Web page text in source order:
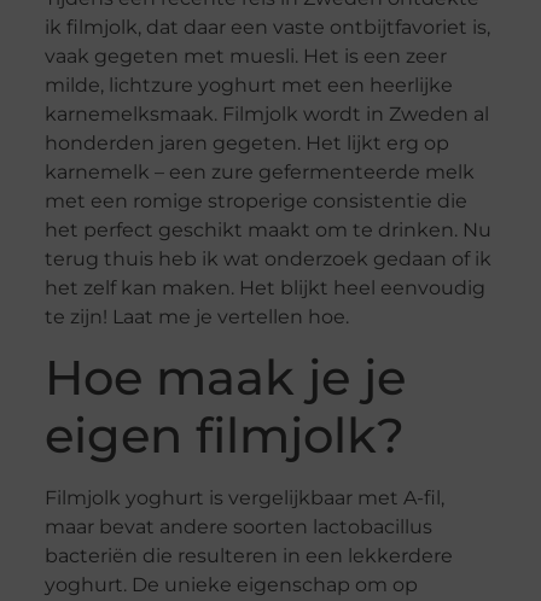
ik filmjolk, dat daar een vaste ontbijtfavoriet is,
vaak gegeten met muesli. Het is een zeer
milde, lichtzure yoghurt met een heerlijke
karnemelksmaak. Filmjolk wordt in Zweden al
honderden jaren gegeten. Het lijkt erg op
karnemelk – een zure gefermenteerde melk
met een romige stroperige consistentie die
het perfect geschikt maakt om te drinken. Nu
terug thuis heb ik wat onderzoek gedaan of ik
het zelf kan maken. Het blijkt heel eenvoudig
te zijn! Laat me je vertellen hoe.
Hoe maak je je
eigen filmjolk?
Filmjolk yoghurt is vergelijkbaar met A-fil,
maar bevat andere soorten lactobacillus
bacteriën die resulteren in een lekkerdere
yoghurt. De unieke eigenschap om op